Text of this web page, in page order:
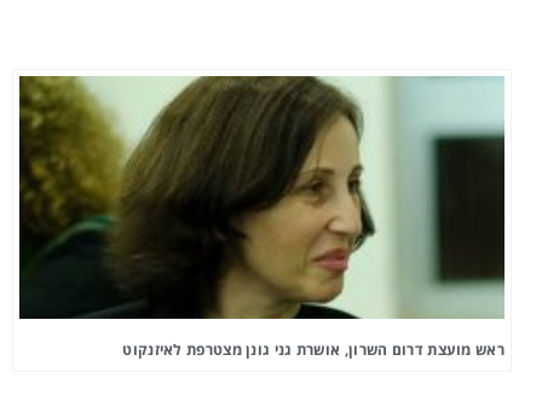
ראש מועצת דרום השרון, אושרת גני גונן מצטרפת לאיזנקוט